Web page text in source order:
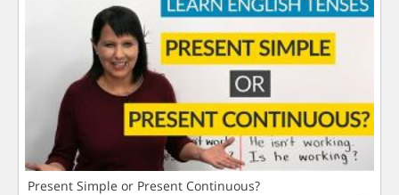
Present Simple or Present Continuous?